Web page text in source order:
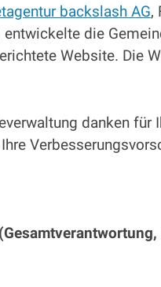
backslash AG,
entwickelte die
Website. Die
danken für